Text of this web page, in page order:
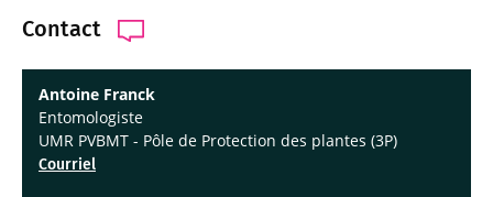
Contact
Antoine Franck
Entomologiste
UMR PVBMT - Pôle de Protection des plantes (3P)
Courriel